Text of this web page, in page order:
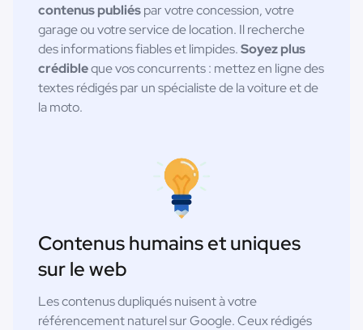
contenus publiéspar votre concession, votre
garage ou votre service de location. Il recherche
des informations fiables et limpides.Soyez plus
crédibleque vos concurrents : mettez en ligne des
textes rédigés par un spécialiste de la voiture et de
la moto.
Contenus humains et uniques
sur le web
Les contenus dupliqués nuisent à votre
référencement naturel sur Google. Ceux rédigés